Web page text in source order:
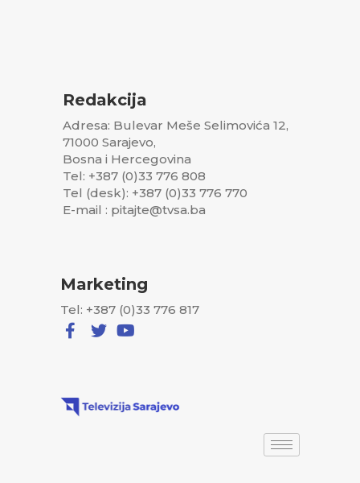
Redakcija
Adresa: Bulevar Meše Selimovića 12,
71000 Sarajevo,
Bosna i Hercegovina
Tel: +387 (0)33 776 808
Tel (desk): +387 (0)33 776 770
E-mail : pitajte@tvsa.ba
Marketing
Tel: +387 (0)33 776 817